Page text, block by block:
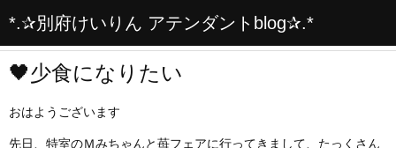
*.✰別府けいりん アテンダントblog✰.*
🖤少食になりたい
おはようございます
先日、特室のＭみちゃんと苺フェアに行ってきまして、たっくさん